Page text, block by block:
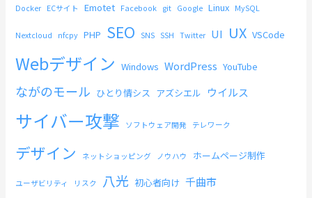
Docker ECサイト Emotet Facebook git Google Linux MySQL
Nextcloud nfcpy PHP SEO SNS SSH Twitter UI UX VSCode
Webデザイン Windows WordPress YouTube
ながのモール ひとり情シス アズシエル ウイルス
サイバー攻撃 ソフトウェア開発 テレワーク
デザイン ネットショッピング ノウハウ ホームページ制作
ユーザビリティ リスク 八光 初心者向け 千曲市